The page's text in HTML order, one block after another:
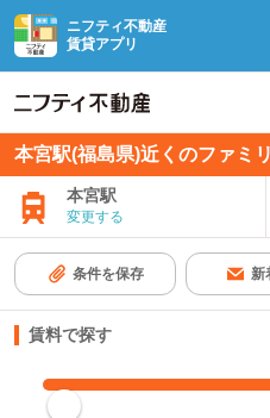
ニフティ不動産
賃貸アプリ
本宮駅(福島県)近くのファミ
本宮駅
変更する
条件を保存 新
賃料で探す